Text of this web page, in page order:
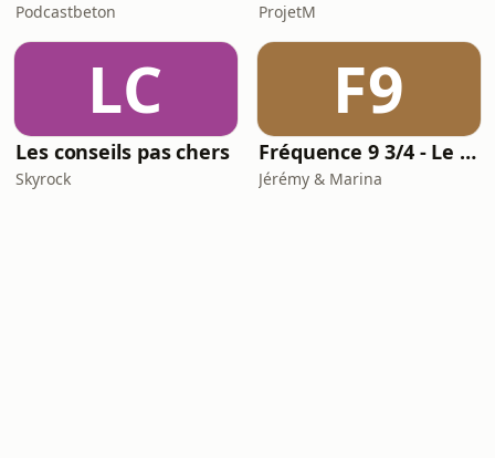
Podcastbeton ProjetM
LC
Les conseils pas chers
Skyrock
F9
Fréquence 9 3/4 - Le podcast Harry Potter chapitre par chapitre
Jérémy & Marina